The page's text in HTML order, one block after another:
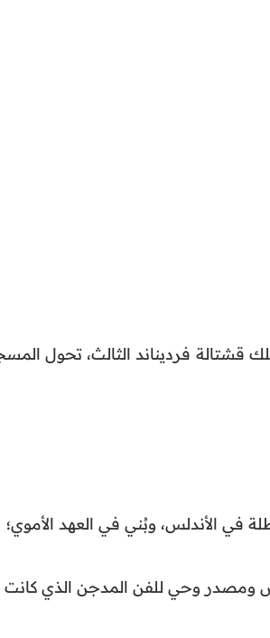
الأندلسي خلال عام 1236 على يد ملك قشتالة فرديناند الثالث، تحول
في الأندلس، وبُني في العهد الأموي؛
ومصدر وحي للفن المدجن الذي كانت